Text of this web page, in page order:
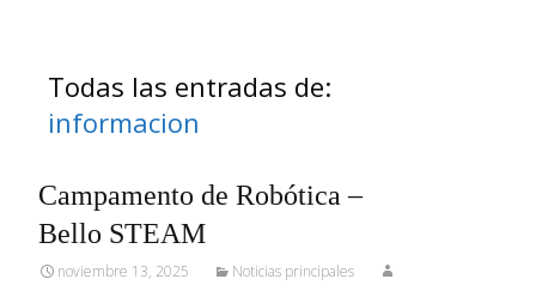
Todas las entradas de:
informacion
Campamento de Robótica –
Bello STEAM
noviembre 13, 2025
Noticias principales